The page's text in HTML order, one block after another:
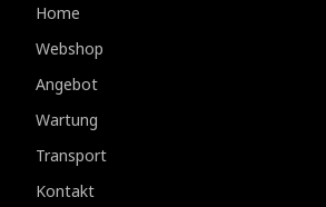
Home
Webshop
Angebot
Wartung
Transport
Kontakt